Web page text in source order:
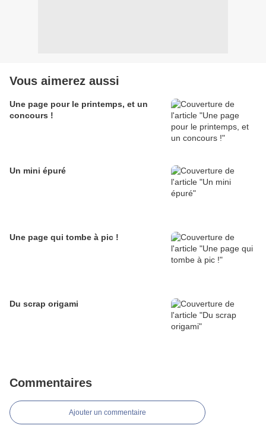
Vous aimerez aussi
Une page pour le printemps, et un
concours !
Un mini épuré
Une page qui tombe à pic !
Du scrap origami
Commentaires
Ajouter un commentaire